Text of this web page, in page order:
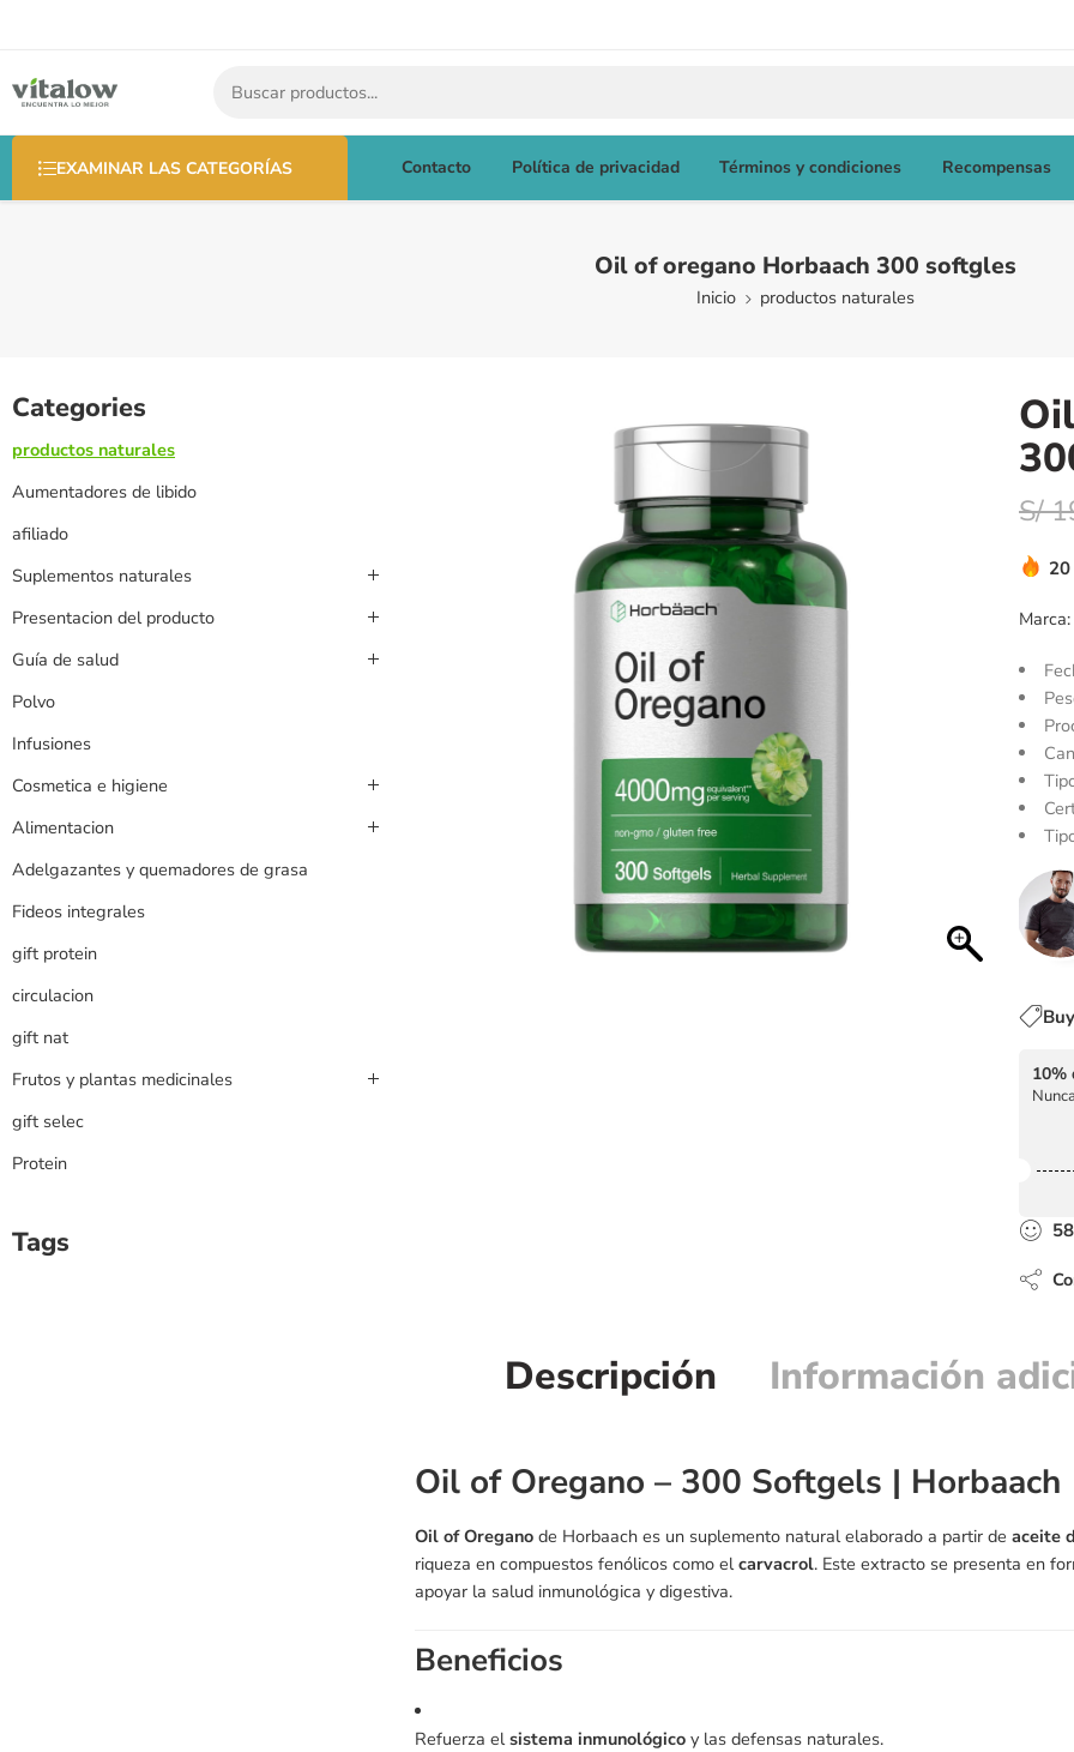
EXAMINAR LAS CATEGORÍAS Contacto Política de privacidad Términos y condiciones Recompensas
Oil of oregano Horbaach 300 softgles
Inicio productos naturales
S/
Marca:
10%
58
Descripción Información
Oil of Oregano – 300 Softgels | Horbaach
Oil of Oregano de Horbaach es un suplemento natural elaborado a partir de aceite
riqueza en compuestos fenólicos como elcarvacrol. Este extracto se presenta en
apoyar la salud inmunológica y digestiva.
Beneficios
Refuerza elsistema inmunológico y las defensas naturales.
Categories
productos naturales
Aumentadores de libido
afiliado
Suplementos naturales
Presentacion del producto
Guía de salud
Polvo
Infusiones
Cosmetica e higiene
Alimentacion
Adelgazantes y quemadores de grasa
Fideos integrales
gift protein
circulacion
gift nat
Frutos y plantas medicinales
gift selec
Protein
Tags